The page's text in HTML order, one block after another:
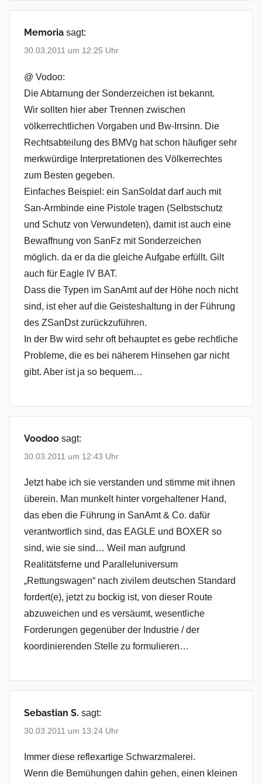
Memoria sagt:
30.03.2011 um 12:25 Uhr
@ Vodoo:
Die Abtarnung der Sonderzeichen ist bekannt.
Wir sollten hier aber Trennen zwischen
völkerrechtlichen Vorgaben und Bw-Irrsinn. Die
Rechtsabteilung des BMVg hat schon häufiger sehr
merkwürdige Interpretationen des Völkerrechtes
zum Besten gegeben.
Einfaches Beispiel: ein SanSoldat darf auch mit
San-Armbinde eine Pistole tragen (Selbstschutz
und Schutz von Verwundeten), damit ist auch eine
Bewaffnung von SanFz mit Sonderzeichen
möglich. da er da die gleiche Aufgabe erfüllt. Gilt
auch für Eagle IV BAT.
Dass die Typen im SanAmt auf der Höhe noch nicht
sind, ist eher auf die Geisteshaltung in der Führung
des ZSanDst zurückzuführen.
In der Bw wird sehr oft behauptet es gebe rechtliche
Probleme, die es bei näherem Hinsehen gar nicht
gibt. Aber ist ja so bequem…
Voodoo sagt:
30.03.2011 um 12:43 Uhr
Jetzt habe ich sie verstanden und stimme mit ihnen
überein. Man munkelt hinter vorgehaltener Hand,
das eben die Führung in SanAmt & Co. dafür
verantwortlich sind, das EAGLE und BOXER so
sind, wie sie sind… Weil man aufgrund
Realitätsferne und Paralleluniversum
„Rettungswagen“ nach zivilem deutschen Standard
fordert(e), jetzt zu bockig ist, von dieser Route
abzuweichen und es versäumt, wesentliche
Forderungen gegenüber der Industrie / der
koordinierenden Stelle zu formulieren…
Sebastian S. sagt:
30.03.2011 um 13:24 Uhr
Immer diese reflexartige Schwarzmalerei.
Wenn die Bemühungen dahin gehen, einen kleinen